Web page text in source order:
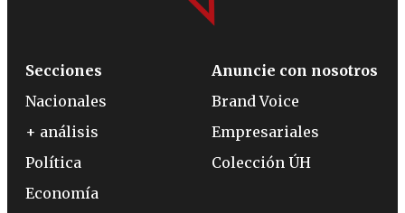
Secciones
Nacionales
+ análisis
Política
Economía
Anuncie con nosotros
Brand Voice
Empresariales
Colección ÚH